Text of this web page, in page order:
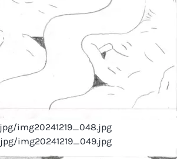
img20241219_048.jpg
img20241219_049.jpg